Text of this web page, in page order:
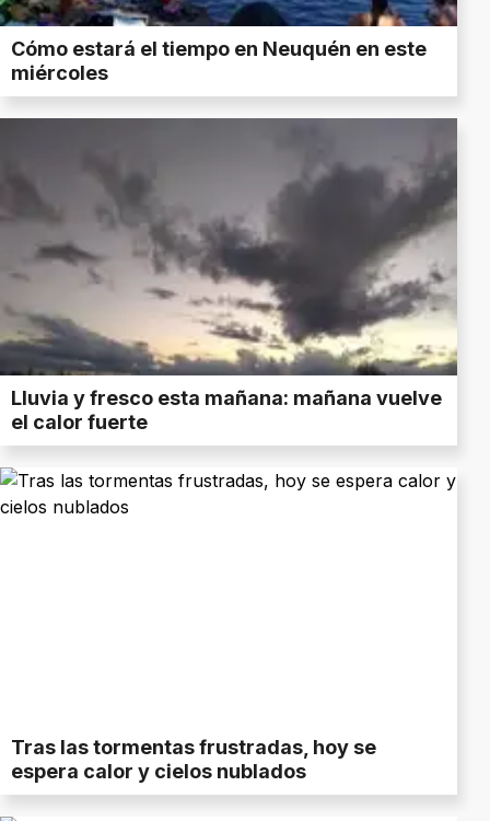
Cómo estará el tiempo en Neuquén en este
miércoles
Lluvia y fresco esta mañana: mañana vuelve
el calor fuerte
Tras las tormentas frustradas, hoy se
espera calor y cielos nublados